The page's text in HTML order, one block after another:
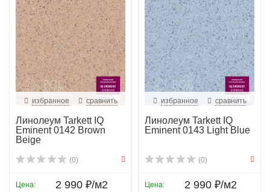
избранное сравнить
Линолеум Tarkett IQ
Eminent 0142 Brown
Beige
(0)
Цена: 2 990 ₽/м2
избранное сравнить
Линолеум Tarkett IQ
Eminent 0143 Light Blue
(0)
Цена: 2 990 ₽/м2